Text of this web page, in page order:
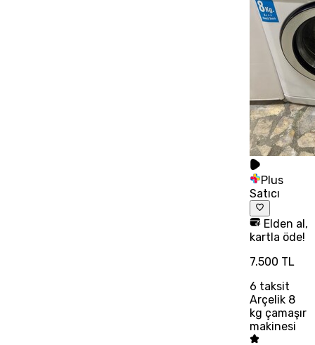
Plus
Satıcı
Elden al,
kartla öde!
7.500 TL
6 taksit
Arçelik 8
kg çamaşır
makinesi